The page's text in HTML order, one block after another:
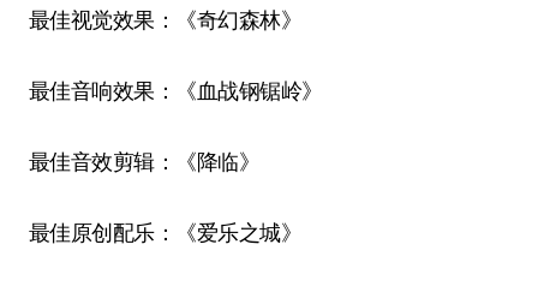
最佳视觉效果：《奇幻森林》
最佳音响效果：《血战钢锯岭》
最佳音效剪辑：《降临》
最佳原创配乐：《爱乐之城》